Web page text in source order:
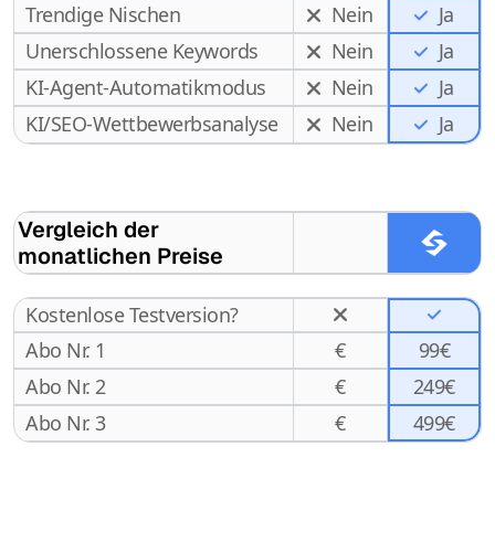
Trendige Nischen
Nein
Ja
Unerschlossene Keywords
Nein
Ja
KI-Agent-Automatikmodus
Nein
Ja
KI/SEO-Wettbewerbsanalyse
Nein Ja
Vergleich der
monatlichen Preise
Kostenlose Testversion?
Abo Nr. 1
€
99€
Abo Nr. 2
€
249€
Abo Nr. 3
€ 499€